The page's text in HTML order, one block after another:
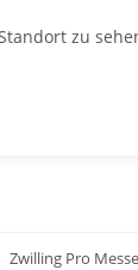
zu
Zwilling Pro